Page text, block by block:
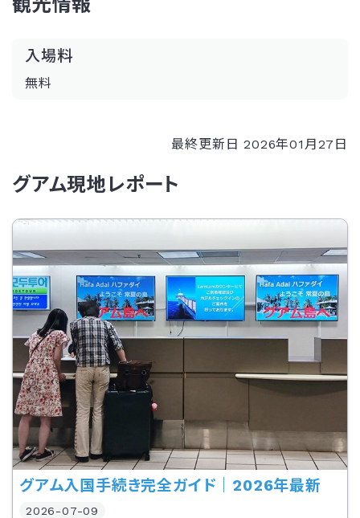
入場料
無料
最終更新日 2026年01月27日
グアム現地レポート
グアム入国手続き完全ガイド｜2026年最新
2026-07-09